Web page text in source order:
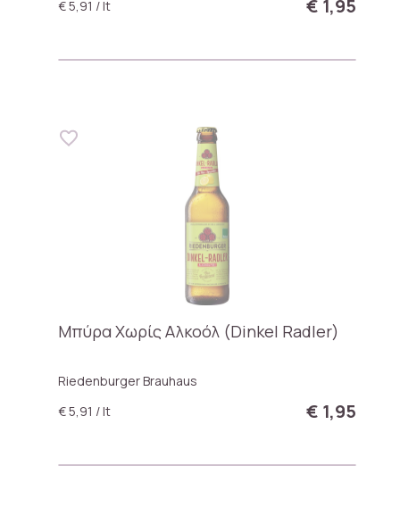
€ 5,91 / lt € 1,95
Μπύρα Χωρίς Αλκοόλ (Dinkel Radler)
Riedenburger Brauhaus
€ 5,91 / lt
€ 1,95